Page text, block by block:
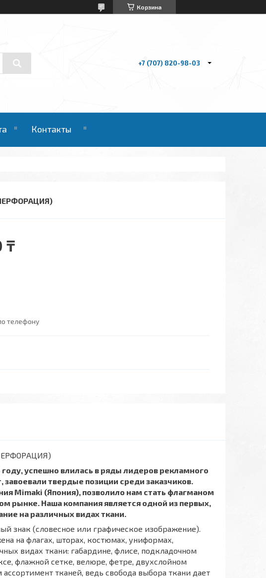
Корзина
+7 (707) 820-98-03
Контакты
₸
телефону
успешно влилась в ряды лидеров рекламного
твердые позиции среди заказчиков.
Mimaki (Япония), позволило нам стать флагманом
рынке. Наша компания является одной из первых,
на различных видах ткани.
знак (словесное или графическое изображение).
на флагах, шторах, костюмах, униформах,
видах ткани: габардине, флисе, подкладочном
флажной сетке, велюре, фетре, двухслойном
тканей, ведь свобода выбора ткани дает